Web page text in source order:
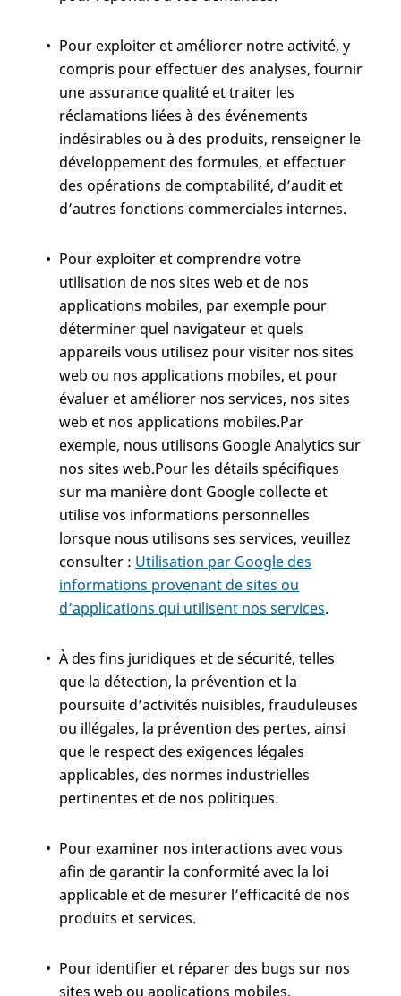
Pour exploiter et améliorer notre activité, y
compris pour effectuer des analyses, fournir
une assurance qualité et traiter les
réclamations liées à des événements
indésirables ou à des produits, renseigner le
développement des formules, et effectuer
des opérations de comptabilité, d’audit et
d’autres fonctions commerciales internes.
Pour exploiter et comprendre votre
utilisation de nos sites web et de nos
applications mobiles, par exemple pour
déterminer quel navigateur et quels
appareils vous utilisez pour visiter nos sites
web ou nos applications mobiles, et pour
évaluer et améliorer nos services, nos sites
web et nos applications mobiles.Par
exemple, nous utilisons Google Analytics sur
nos sites web.Pour les détails spécifiques
sur ma manière dont Google collecte et
utilise vos informations personnelles
lorsque nous utilisons ses services, veuillez
consulter : Utilisation par Google des
informations provenant de sites ou
d’applications qui utilisent nos services.
À des fins juridiques et de sécurité, telles
que la détection, la prévention et la
poursuite d’activités nuisibles, frauduleuses
ou illégales, la prévention des pertes, ainsi
que le respect des exigences légales
applicables, des normes industrielles
pertinentes et de nos politiques.
Pour examiner nos interactions avec vous
afin de garantir la conformité avec la loi
applicable et de mesurer l’efficacité de nos
produits et services.
Pour identifier et réparer des bugs sur nos
sites web ou applications mobiles.